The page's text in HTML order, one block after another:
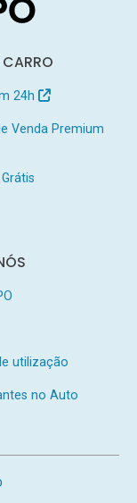
CARRO
24h
Venda Premium
utilização
no Auto